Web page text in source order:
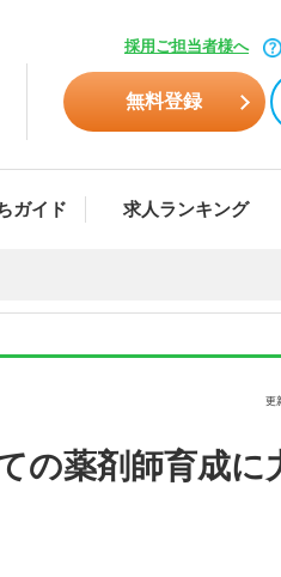
採用ご担当者様へ
無料登録
ガイド 求人ランキング
更
の薬剤師育成に